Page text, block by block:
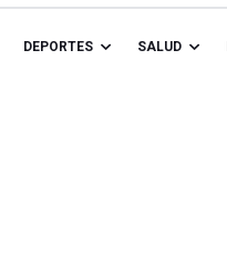
DEPORTES SALUD